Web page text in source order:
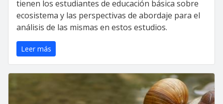
tienen los estudiantes de educación básica sobre
ecosistema y las perspectivas de abordaje para el
análisis de las mismas en estos estudios.
Leer más